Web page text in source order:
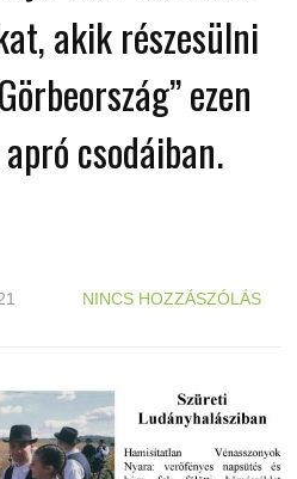
akik részesülni
ezen
csodáiban.
NINCS HOZZÁSZÓLÁS